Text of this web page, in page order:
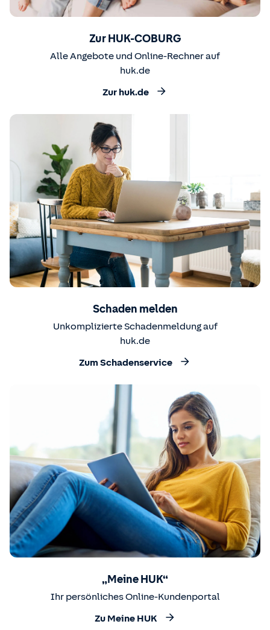
Zur HUK-COBURG
Alle Angebote und Online-Rechner auf
huk.de
Zur huk.de
Schaden melden
Unkomplizierte Schadenmeldung auf
huk.de
Zum Schadenservice
„Meine HUK“
Ihr persönliches Online-Kundenportal
Zu Meine HUK